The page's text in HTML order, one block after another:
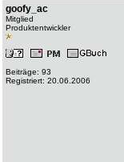
goofy_ac
Mitglied
Produktentwickler
Beiträge: 93
Registriert: 20.06.2006